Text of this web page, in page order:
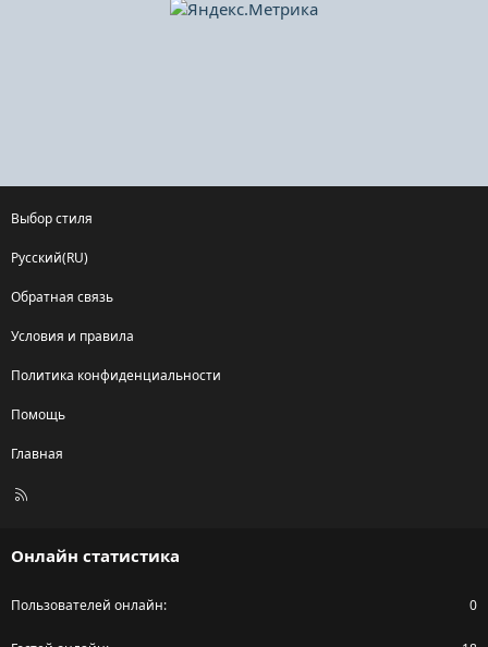
Выбор стиля
Русский(RU)
Обратная связь
Условия и правила
Политика конфиденциальности
Помощь
Главная
R
Онлайн статистика
Пользователей онлайн 0